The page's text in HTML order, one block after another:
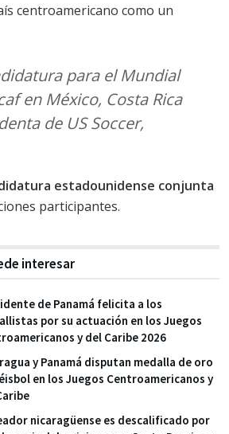
centroamericano como un
para el Mundial
en México, Costa Rica
de US Soccer,
estadounidense conjunta
participantes.
interesar
de Panamá felicita a los
por su actuación en los Juegos
y del Caribe 2026
y Panamá disputan medalla de oro
en los Juegos Centroamericanos y
nicaragüense es descalificado por